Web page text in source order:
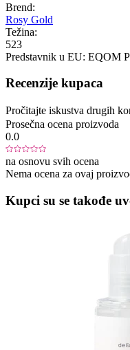
Brend:
Rosy Gold
Težina:
523
Predstavnik u EU: EQOM
Recenzije kupaca
Pročitajte iskustva drugih
Prosečna ocena proizvoda
0.0
na osnovu svih ocena
Nema ocena za ovaj
Kupci su se takođe